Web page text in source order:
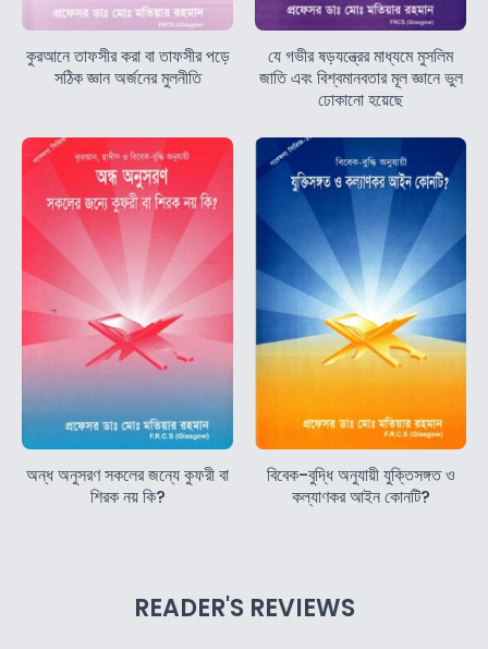
কুরআনে তাফসীর করা বা তাফসীর পড়ে
সঠিক জ্ঞান অর্জনের মুলনীতি
যে গভীর ষড়যন্ত্রের মাধ্যমে মুসলিম
জাতি এবং বিশ্বমানবতার মূল জ্ঞানে ভুল
ঢোকানো হয়েছে
অন্ধ অনুসরণ সকলের জন্যে কুফরী বা
শিরক নয় কি?
বিবেক-বুদ্ধি অনুযায়ী যুক্তিসঙ্গত ও
কল্যাণকর আইন কোনটি?
READER'S REVIEWS